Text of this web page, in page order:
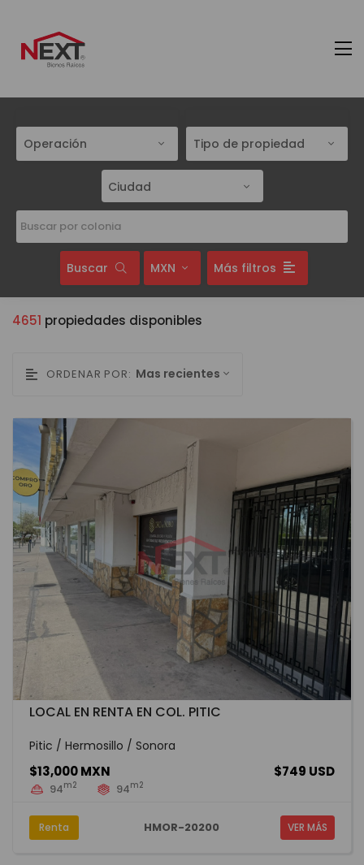
Operación Tipo de propiedad
Ciudad
Buscar MXN Más filtros
4651 propiedades disponibles
ORDENAR POR: Mas recientes
LOCAL EN RENTA EN COL. PITIC
Pitic / Hermosillo / Sonora
$13,000 MXN $749 USD
94m2 94m2
Renta HMOR-20200 VER MÁS